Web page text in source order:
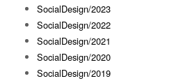
SocialDesign/2023
SocialDesign/2022
SocialDesign/2021
SocialDesign/2020
SocialDesign/2019